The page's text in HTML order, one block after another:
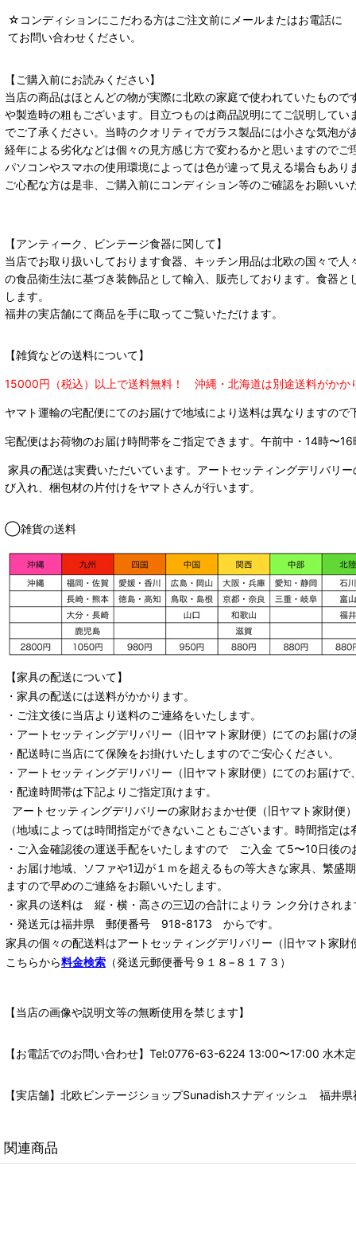
☆コンディションにこだわる方はご注文前にメールまたはお電話に
てお問い合わせください。
【ご購入前にお読みください】
当店の商品はほとんどの物が実際に北欧の家庭で使われていたもの
や製造時の粗もございます。目立つものは商品説明にてご説明して
でご了承ください。当時のクオリティでガラス製品には小さな気泡が
経年による劣化などは個々の見方感じ方で変わるかと思いますのでご
パソコンやスマホの使用環境によっては色が違って見える場合もあ
ご心配な方は是非、ご購入前にコンディション等のご確認をお願い
【アンティーク、ビンテージ食器に関して】
当店でお取り扱いしております食器、キッチン用品は北欧の国々で
の食品衛生法に基づき装飾品として輸入、販売しております。食器
します。
福井の実店舗にて商品を手に取ってご覧いただけます。
【雑貨などの送料について】
15000円（税込）以上で送料無料！ 沖縄・北海道は別途送料がかか
ヤマト運輸の宅配便にてのお届けで地域により送料は異なりますので
宅配便はお荷物のお届け時間帯をご指定できます。 午前中・14時〜
家具の配送は実費いただいています。アートセッティングデリバリ
び入れ、梱包材の片付けをヤマトさんが行います。
◯雑貨の送料
【家具の配送について】
・家具の配送には送料がかかります。
・ご注文後に当店より送料のご連絡をいたします。
・ アートセッティングデリバリー （旧ヤマト家財便） にてのお届けの
・配送時に当店にて保険をお掛けいたしますのでご安心ください。
・ アートセッティングデリバリー （旧ヤマト家財便） にてのお届けで
・配達時間帯は下記よりご指定頂けます。
アートセッティングデリバリーの家財おまかせ便 （旧ヤマト家財便
（地域によっては時間指定ができないこともございます。時間指定
・ご入金確認後の運送手配をいたしますので ご入金 て5〜10日後の
・お届け地域、ソファや1辺が１ｍを超えるもの等大きな家具、繁
ますので早めのご連絡をお願いいたします。
・家具の送料は 縦・横・高さの三辺の合計によりラ ンク分けされま
・発送元は福井県 郵便番号 918-8173 からです。
家具の個々の配送料はアートセッティングデリバリー （旧ヤマト家財
こちらから料金検索 （発送元郵便番号９１８−８１７３）
【当店の画像や説明文等の無断使用を禁じます】
【お電話でのお問い合わせ】Tel:0776-63-6224 13:00〜17:00 水木
【実店舗】北欧ビンテージショップSunadishスナディッシュ 福井
関連商品